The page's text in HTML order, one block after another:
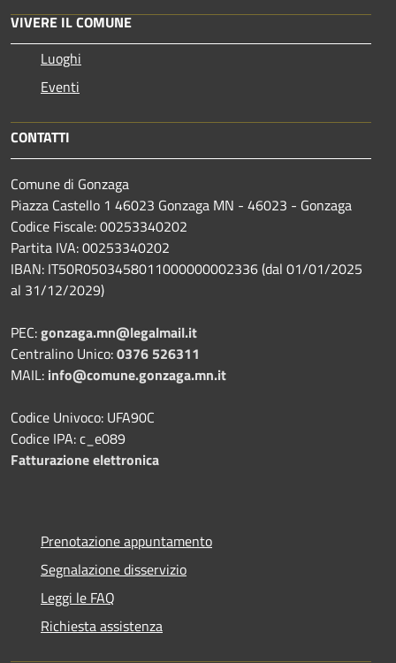
VIVERE IL COMUNE
Luoghi
Eventi
CONTATTI
Comune di Gonzaga
Piazza Castello 1 46023 Gonzaga MN - 46023 - Gonzaga
Codice Fiscale: 00253340202
Partita IVA: 00253340202
IBAN: IT50R0503458011000000002336 (dal 01/01/2025
al 31/12/2029)
PEC:gonzaga.mn@legalmail.it
Centralino Unico:0376 526311
MAIL: info@comune.gonzaga.mn.it
Codice Univoco: UFA90C
Codice IPA: c_e089
Fatturazione elettronica
Prenotazione appuntamento
Segnalazione disservizio
Leggi le FAQ
Richiesta assistenza